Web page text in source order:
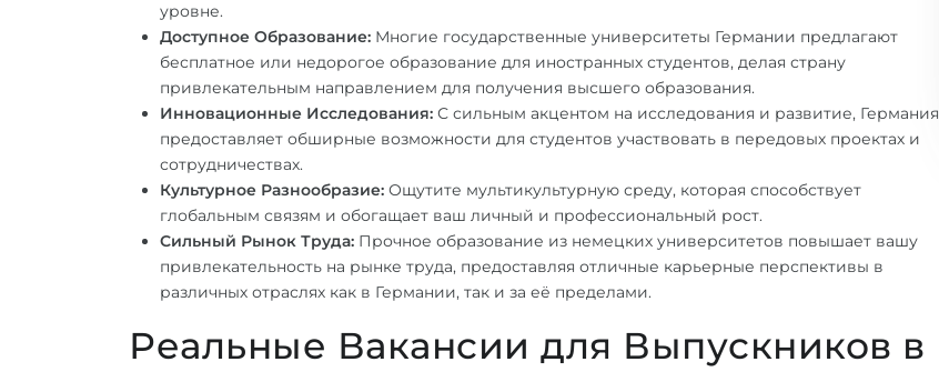
уровне.
Доступное Образование: Многие государственные университеты Германии предлагают
бесплатное или недорогое образование для иностранных студентов, делая страну
привлекательным направлением для получения высшего образования.
Инновационные Исследования: С сильным акцентом на исследования и развитие, Германия
предоставляет обширные возможности для студентов участвовать в передовых проектах и
сотрудничествах.
Культурное Разнообразие: Ощутите мультикультурную среду, которая способствует
глобальным связям и обогащает ваш личный и профессиональный рост.
Сильный Рынок Труда: Прочное образование из немецких университетов повышает вашу
привлекательность на рынке труда, предоставляя отличные карьерные перспективы в
различных отраслях как в Германии, так и за её пределами.
Реальные Вакансии для Выпускников в